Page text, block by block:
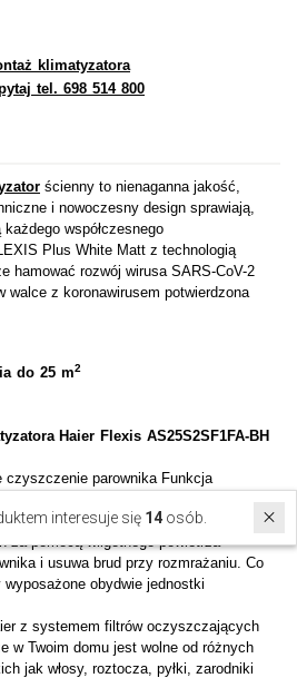
klimatyzatora
tel. 698 514 800
ścienny to nienaganna jakość,
i nowoczesny design sprawiają,
współczesnego
Plus White Matt z technologią
hamować rozwój wirusa SARS-CoV-2
walce z koronawirusem potwierdzona
do 25 m2
Haier Flexis AS25S2SF1FA-BH
czyszczenie parownika Funkcja
sprzyja rozwojowi bakterii i wpływa na
za pomocą wilgotnego powietrza
i usuwa brud przy rozmrażaniu. Co
obydwie jednostki
z systemem filtrów oczyszczających
w Twoim domu jest wolne od różnych
jak włosy, roztocza, pyłki, zarodniki
interesuje się 14 osób.